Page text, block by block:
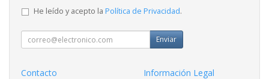
He leído y acepto la Política de Privacidad.
Enviar
Contacto
Información Legal